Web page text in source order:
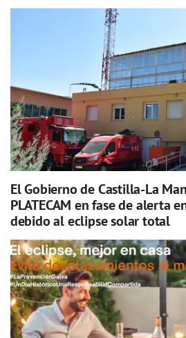
El Gobierno de Castilla-La
PLATECAM en fase de alerta
debido al eclipse solar total